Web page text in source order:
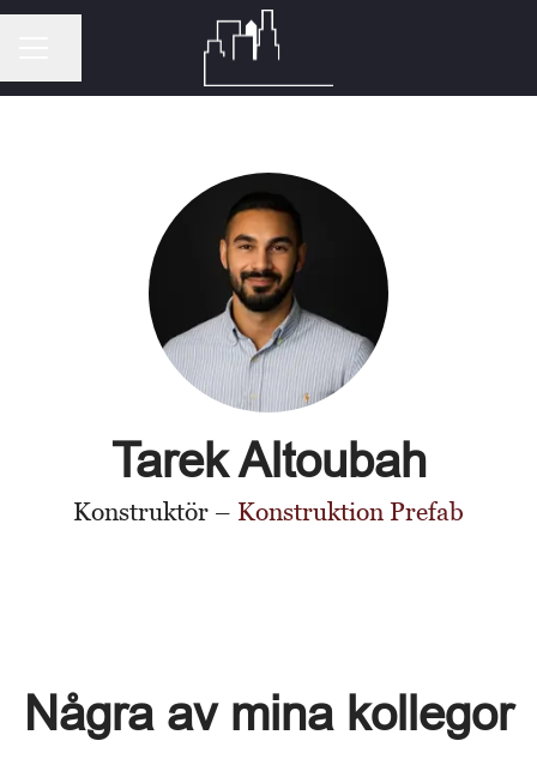
Tarek Altoubah
Konstruktör – Konstruktion Prefab
Några av mina kollegor